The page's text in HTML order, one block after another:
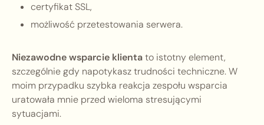
certyfikat SSL,
możliwość przetestowania serwera.
Niezawodne wsparcie klientato istotny element,
szczególnie gdy napotykasz trudności techniczne. W
moim przypadku szybka reakcja zespołu wsparcia
uratowała mnie przed wieloma stresującymi
sytuacjami.